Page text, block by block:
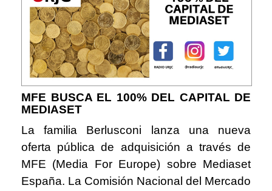
MFE BUSCA EL 100% DEL CAPITAL DE
MEDIASET
La familia Berlusconi lanza una nueva
oferta pública de adquisición a través de
MFE (Media For Europe) sobre Mediaset
España. La Comisión Nacional del Mercado